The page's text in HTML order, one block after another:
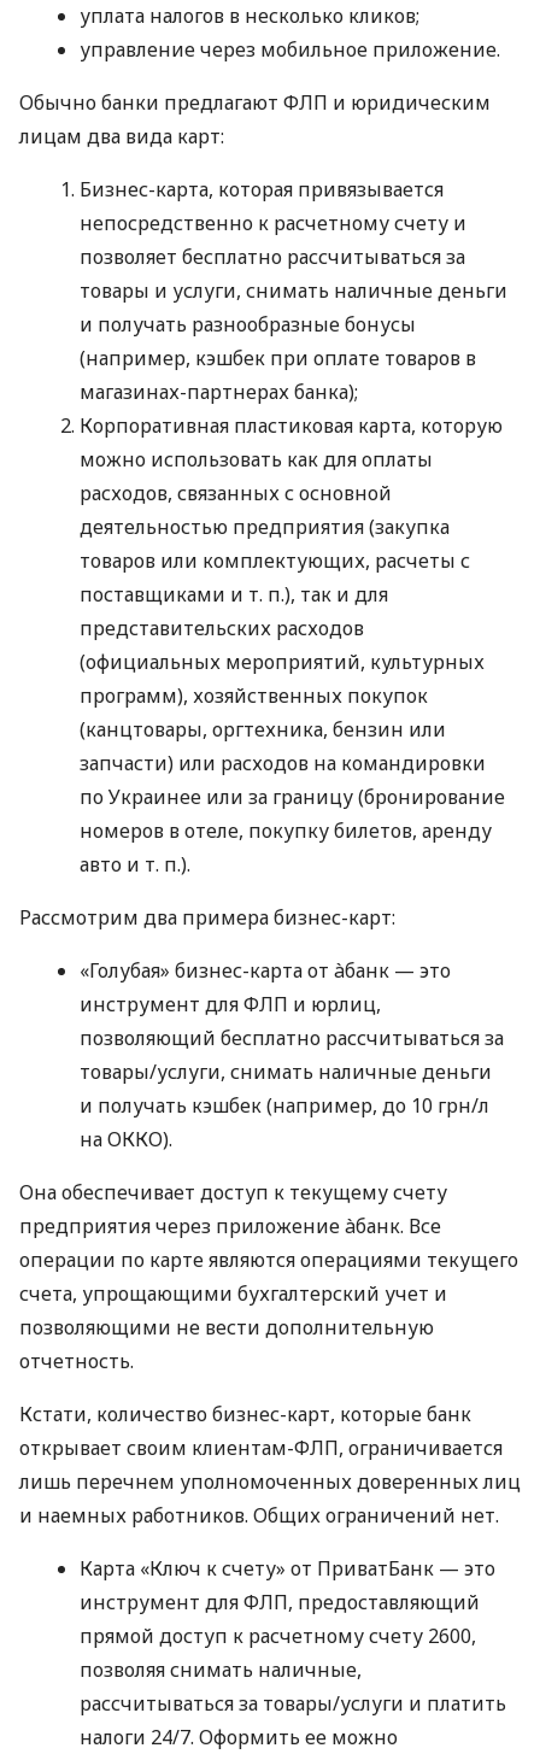
уплата налогов в несколько кликов;
управление через мобильное приложение.
Обычно банки предлагают ФЛП и юридическим
лицам два вида карт:
Бизнес-карта, которая привязывается
непосредственно к расчетному счету и
позволяет бесплатно рассчитываться за
товары и услуги, снимать наличные деньги
и получать разнообразные бонусы
(например, кэшбек при оплате товаров в
магазинах-партнерах банка);
Корпоративная пластиковая карта, которую
можно использовать как для оплаты
расходов, связанных с основной
деятельностью предприятия (закупка
товаров или комплектующих, расчеты с
поставщиками и т. п.), так и для
представительских расходов
(официальных мероприятий, культурных
программ), хозяйственных покупок
(канцтовары, оргтехника, бензин или
запчасти) или расходов на командировки
по Украинее или за границу (бронирование
номеров в отеле, покупку билетов, аренду
авто и т. п.).
Рассмотрим два примера бизнес-карт:
«Голубая» бизнес-карта от àбанк — это
инструмент для ФЛП и юрлиц,
позволяющий бесплатно рассчитываться за
товары/услуги, снимать наличные деньги
и получать кэшбек (например, до 10 грн/л
на ОККО).
Она обеспечивает доступ к текущему счету
предприятия через приложение àбанк. Все
операции по карте являются операциями текущего
счета, упрощающими бухгалтерский учет и
позволяющими не вести дополнительную
отчетность.
Кстати, количество бизнес-карт, которые банк
открывает своим клиентам-ФЛП, ограничивается
лишь перечнем уполномоченных доверенных лиц
и наемных работников. Общих ограничений нет.
Карта «Ключ к счету» от ПриватБанк — это
инструмент для ФЛП, предоставляющий
прямой доступ к расчетному счету 2600,
позволяя снимать наличные,
рассчитываться за товары/услуги и платить
налоги 24/7. Оформить ее можно